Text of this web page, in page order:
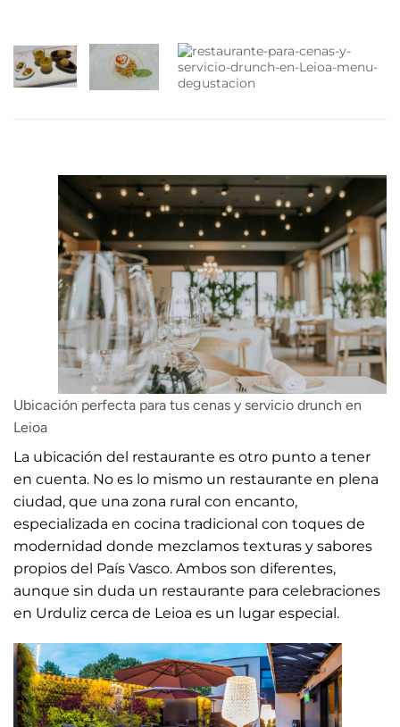
Ubicación perfecta para tus cenas y servicio drunch en
Leioa
La ubicación del restaurante es otro punto a tener
en cuenta. No es lo mismo un restaurante en plena
ciudad, que una zona rural con encanto,
especializada en cocina tradicional con toques de
modernidad donde mezclamos texturas y sabores
propios del País Vasco. Ambos son diferentes,
aunque sin duda un restaurante para celebraciones
en Urduliz cerca de Leioa es un lugar especial.